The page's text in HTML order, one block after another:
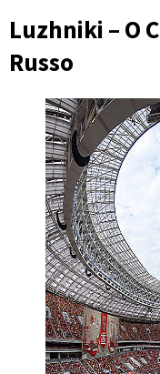
Luzhniki – O
Russo